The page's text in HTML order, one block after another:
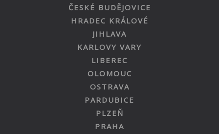
ČESKÉ BUDĚJOVICE
HRADEC KRÁLOVÉ
JIHLAVA
KARLOVY VARY
LIBEREC
OLOMOUC
OSTRAVA
PARDUBICE
PLZEŇ
PRAHA